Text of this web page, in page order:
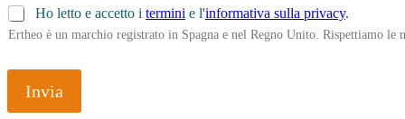
Ho letto e accetto i termini e l'informativa sulla privacy.
Ertheo è un marchio registrato in Spagna e nel Regno Unito. Rispettiamo
Invia